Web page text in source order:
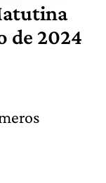
de 2024